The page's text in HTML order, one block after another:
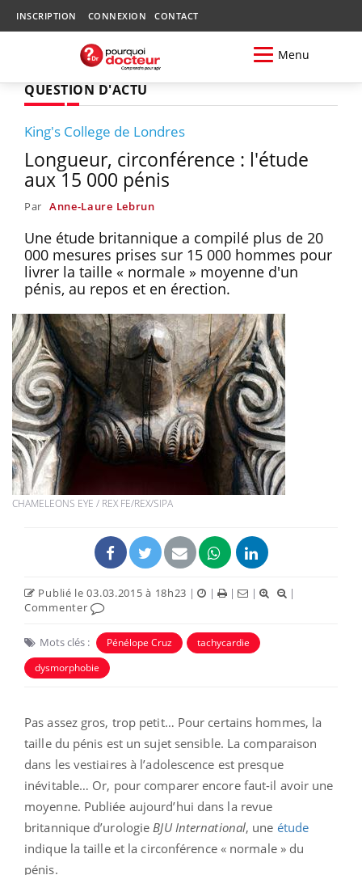
INSCRIPTION CONNEXION CONTACT
Menu
QUESTION D'ACTU
King's College de Londres
Longueur, circonférence : l'étude
aux 15 000 pénis
Par Anne-Laure Lebrun
Une étude britannique a compilé plus de 20
000 mesures prises sur 15 000 hommes pour
livrer la taille « normale » moyenne d'un
pénis, au repos et en érection.
CHAMELEONS EYE / REX FE/REX/SIPA
Publié le 03.03.2015 à 18h23 | | | |
|
Commenter
Mots clés : Pénélope Cruz
tachycardie
dysmorphobie
Pas assez gros, trop petit… Pour certains hommes, la
taille du pénis est un sujet sensible. La comparaison
dans les vestiaires à l’adolescence est presque
inévitable… Or, pour comparer encore faut-il avoir une
moyenne. Publiée aujourd’hui dans la revue
britannique d’urologie BJU International, une étude
indique la taille et la circonférence « normale » du
pénis.